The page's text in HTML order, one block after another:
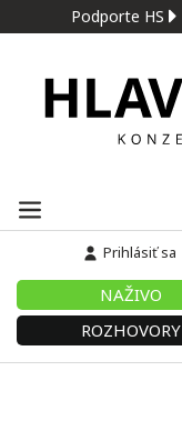
Podporte HS
Prihlásiť sa
NAŽIVO
ROZHOVORY